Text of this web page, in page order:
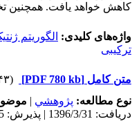
کاهش خواهد یافت. همچنین
واژه‌های کلیدی: الگوریتم
ترکیبی
متن کامل [PDF 780 kb]
(۲۲۴۳ دریافت)
نوع مطالعه: پژوهشي |
دریافت: 1396/3/31 | پذیرش: 1397/3/25 | انتشار: 1397/3/25